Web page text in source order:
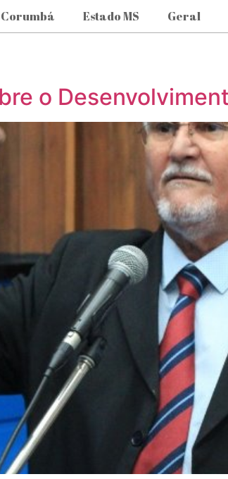
Corumbá Estado MS Geral
o